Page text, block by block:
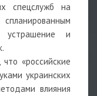
спецслужб на
и
«российские
украинских
влияния